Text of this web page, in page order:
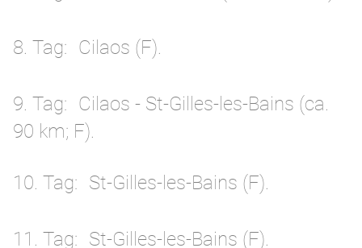
8. Tag Cilaos (F).
9. Tag
Cilaos - St-Gilles-les-Bains (ca.
90 km; F).
10. Tag St-Gilles-les-Bains (F).
11. Tag St-Gilles-les-Bains (F).